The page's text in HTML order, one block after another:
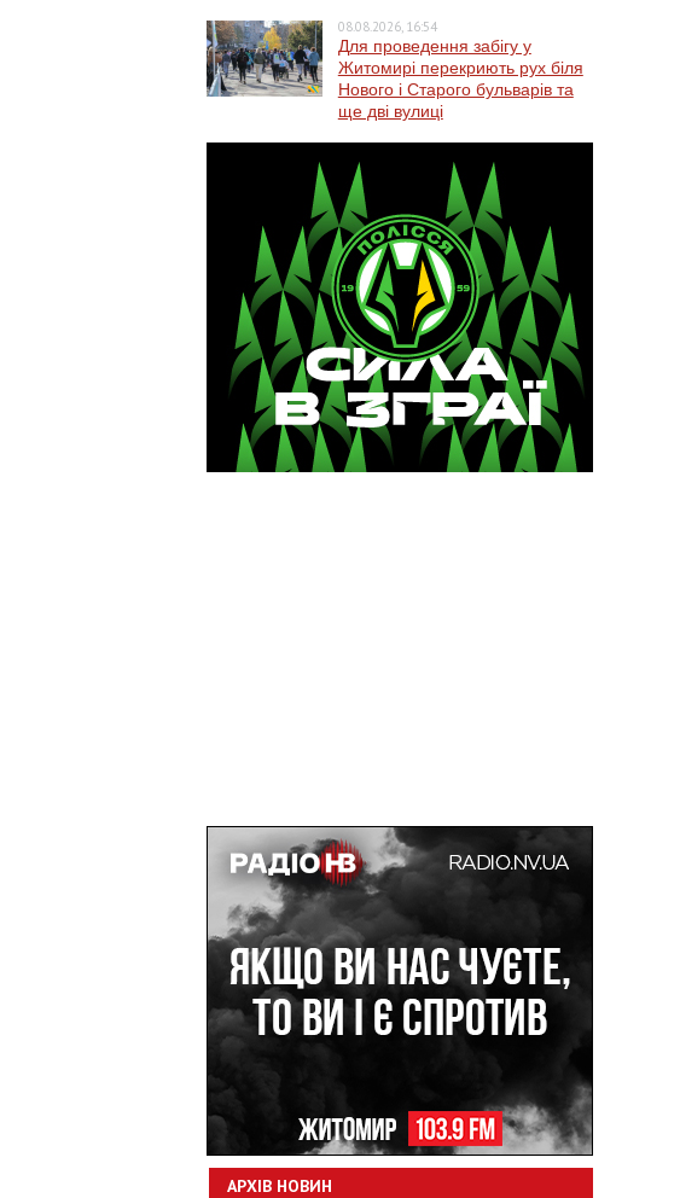
08.08.2026, 16:54
Для проведення забігу у
Житомирі перекриють рух біля
Нового і Старого бульварів та
ще дві вулиці
АРХІВ НОВИН